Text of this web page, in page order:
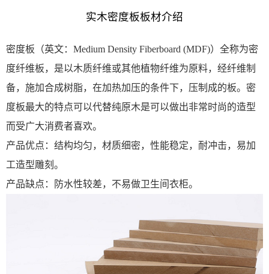
实木密度板板材介绍
密度板（英文：Medium Density Fiberboard (MDF)）全称为密
度纤维板，是以木质纤维或其他植物纤维为原料，经纤维制
备，施加合成树脂，在加热加压的条件下，压制成的板。密
度板最大的特点可以代替纯原木是可以做出非常时尚的造型
而受广大消费者喜欢。
产品优点：结构均匀，材质细密，性能稳定，耐冲击，易加
工造型雕刻。
产品缺点：防水性较差，不易做卫生间衣柜。